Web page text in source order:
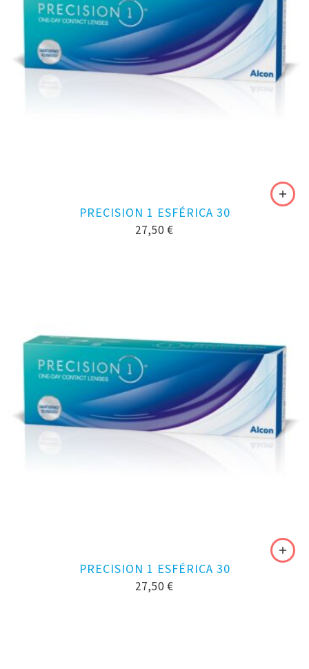
PRECISION 1 ESFÉRICA 30
27,50 €
PRECISION 1 ESFÉRICA 30
27,50 €